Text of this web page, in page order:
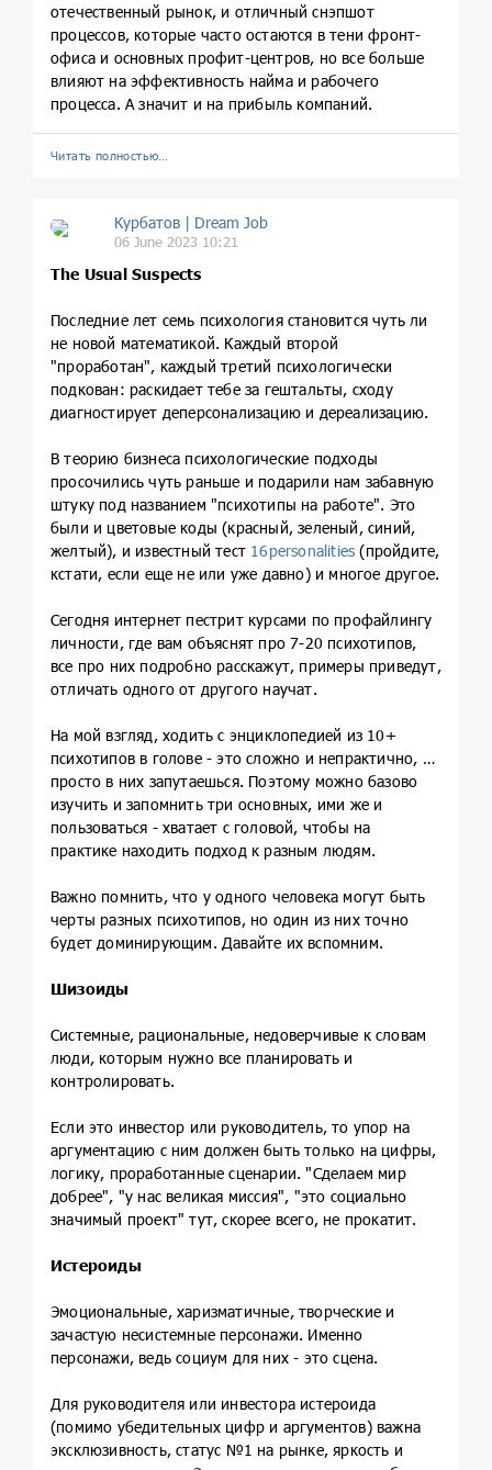
отечественный рынок, и отличный снэпшот
процессов, которые часто остаются в тени фронт-
офиса и основных профит-центров, но все больше
влияют на эффективность найма и рабочего
процесса. А значит и на прибыль компаний.
Читать полностью…
Курбатов | Dream Job
06 June 2023 10:21
The Usual Suspects
Последние лет семь психология становится чуть ли
не новой математикой. Каждый второй
"проработан", каждый третий психологически
подкован: раскидает тебе за гештальты, сходу
диагностирует деперсонализацию и дереализацию.
В теорию бизнеса психологические подходы
просочились чуть раньше и подарили нам забавную
штуку под названием "психотипы на работе". Это
были и цветовые коды (красный, зеленый, синий,
желтый), и известный тест 16personalities (пройдите,
кстати, если еще не или уже давно) и многое другое.
Сегодня интернет пестрит курсами по профайлингу
личности, где вам объяснят про 7-20 психотипов,
все про них подробно расскажут, примеры приведут,
отличать одного от другого научат.
На мой взгляд, ходить с энциклопедией из 10+
психотипов в голове - это сложно и непрактично, ты
просто в них запутаешься. Поэтому можно базово
изучить и запомнить три основных, ими же и
пользоваться - хватает с головой, чтобы на
практике находить подход к разным людям.
Важно помнить, что у одного человека могут быть
черты разных психотипов, но один из них точно
будет доминирующим. Давайте их вспомним.
Шизоиды
Системные, рациональные, недоверчивые к словам
люди, которым нужно все планировать и
контролировать.
Если это инвестор или руководитель, то упор на
аргументацию с ним должен быть только на цифры,
логику, проработанные сценарии. "Сделаем мир
добрее", "у нас великая миссия", "это социально
значимый проект" тут, скорее всего, не прокатит.
Истероиды
Эмоциональные, харизматичные, творческие и
зачастую несистемные персонажи. Именно
персонажи, ведь социум для них - это сцена.
Для руководителя или инвестора истероида
(помимо убедительных цифр и аргументов) важна
эксклюзивность, статус №1 на рынке, яркость и